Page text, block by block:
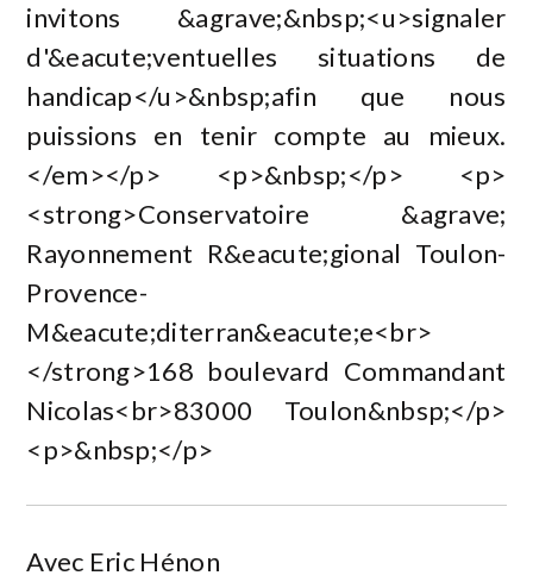
invitons &agrave;&nbsp;<u>signaler
d'&eacute;ventuelles situations de
handicap</u>&nbsp;afin que nous
puissions en tenir compte au mieux.
</em></p> <p>&nbsp;</p> <p>
<strong>Conservatoire &agrave;
Rayonnement R&eacute;gional Toulon-
Provence-
M&eacute;diterran&eacute;e<br>
</strong>168 boulevard Commandant
Nicolas<br>83000 Toulon&nbsp;</p>
<p>&nbsp;</p>
Avec Eric Hénon